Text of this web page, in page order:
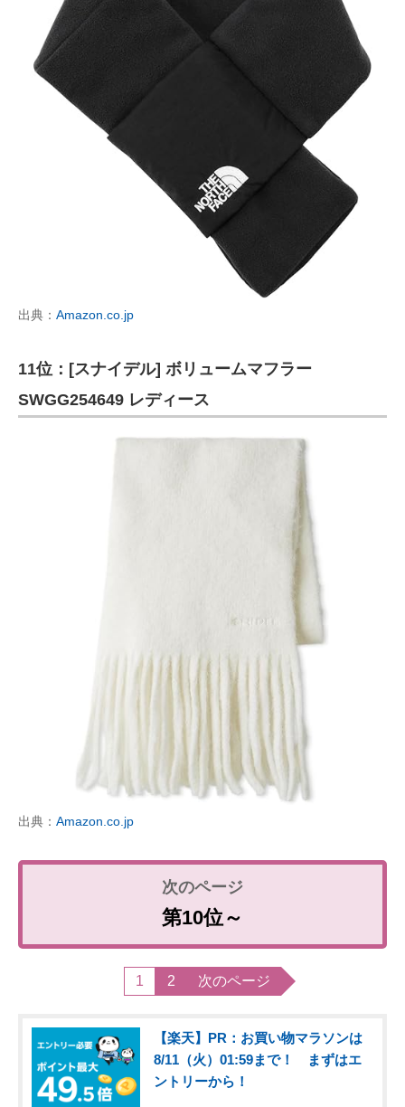
出典： Amazon.co.jp
11位：[スナイデル] ボリュームマフラー
SWGG254649 レディース
出典： Amazon.co.jp
第10位～
1 2 次のページ
【楽天】PR：お買い物マラソンは
8/11（火）01:59まで！ まずはエ
ントリーから！